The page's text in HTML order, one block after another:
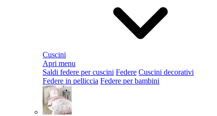
Cuscini
Apri menu
Saldi federe per cuscini Federe Cuscini decorativi
Federe in pelliccia Federe per bambini